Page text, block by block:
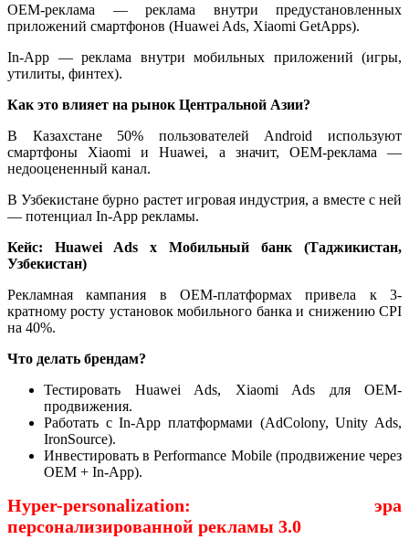
OEM-реклама — реклама внутри предустановленных
приложений смартфонов (Huawei Ads, Xiaomi GetApps).
In-App — реклама внутри мобильных приложений (игры,
утилиты, финтех).
Как это влияет на рынок Центральной Азии?
В Казахстане 50% пользователей Android используют
смартфоны Xiaomi и Huawei, а значит, OEM-реклама —
недооцененный канал.
В Узбекистане бурно растет игровая индустрия, а вместе с ней
— потенциал In-App рекламы.
Кейс: Huawei Ads x Мобильный банк (Таджикистан,
Узбекистан)
Рекламная кампания в OEM-платформах привела к 3-
кратному росту установок мобильного банка и снижению CPI
на 40%.
Что делать брендам?
Тестировать Huawei Ads, Xiaomi Ads для OEM-
продвижения.
Работать с In-App платформами (AdColony, Unity Ads,
IronSource).
Инвестировать в Performance Mobile (продвижение через
OEM + In-App).
Hyper-personalization: эра
персонализированной рекламы 3.0